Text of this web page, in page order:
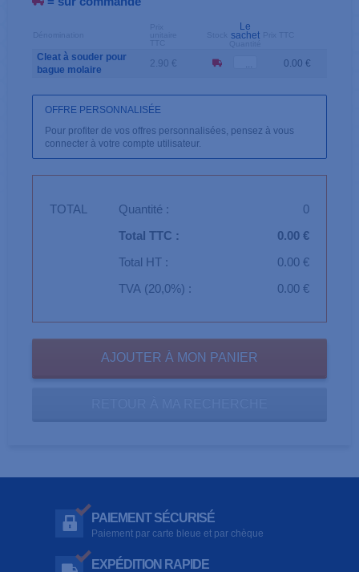
Le
sachet
Cleat à souder pour
bague molaire
2.90 € 0.00 €
OFFRE PERSONNALISÉE
Pour profiter de vos offres personnalisées, pensez à vous
connecter à votre compte utilisateur.
TOTAL Quantité :
0
Total TTC :
0.00 €
Total HT :
0.00 €
TVA (20,0%) :
0.00 €
PAIEMENT SÉCURISÉ
Paiement par carte bleue et par chèque
EXPÉDITION RAPIDE